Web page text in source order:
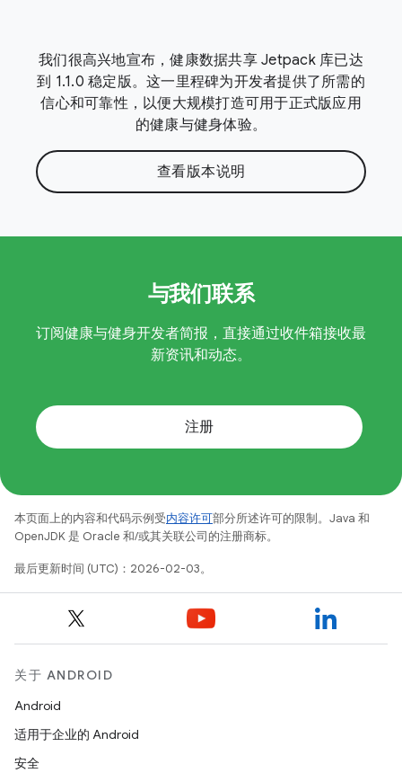
我们很高兴地宣布，健康数据共享 Jetpack 库已达
到 1.1.0 稳定版。这一里程碑为开发者提供了所需的
信心和可靠性，以便大规模打造可用于正式版应用
的健康与健身体验。
查看版本说明
与我们联系
订阅健康与健身开发者简报，直接通过收件箱接收最
新资讯和动态。
注册
本页面上的内容和代码示例受内容许可部分所述许可的限制。Java 和
OpenJDK 是 Oracle 和/或其关联公司的注册商标。
最后更新时间 (UTC)：2026-02-03。
关于 ANDROID
Android
适用于企业的 Android
安全